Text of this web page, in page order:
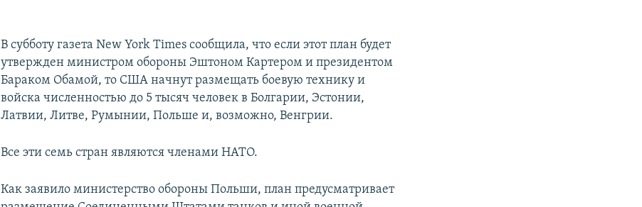
В субботу газета New York Times сообщила, что если этот план будет
утвержден министром обороны Эштоном Картером и президентом
Бараком Обамой, то США начнут размещать боевую технику и
войска численностью до 5 тысяч человек в Болгарии, Эстонии,
Латвии, Литве, Румынии, Польше и, возможно, Венгрии.
Все эти семь стран являются членами НАТО.
Как заявило министерство обороны Польши, план предусматривает